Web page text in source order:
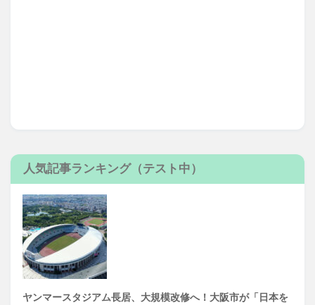
人気記事ランキング（テスト中）
ヤンマースタジアム長居、大規模改修へ！大阪市が「日本を